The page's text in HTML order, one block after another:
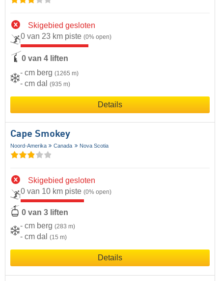
Skigebied gesloten
0 van 23 km piste (0% open)
0 van 4 liften
- cm berg (1265 m)
- cm dal (935 m)
Details
Cape Smokey
Noord-Amerika Canada Nova Scotia
Skigebied gesloten
0 van 10 km piste (0% open)
0 van 3 liften
- cm berg (283 m)
- cm dal (15 m)
Details